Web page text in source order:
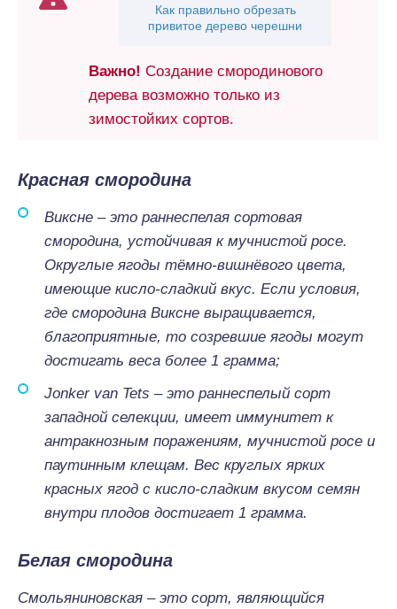
Как правильно обрезать
привитое дерево черешни
Важно! Создание смородинового
дерева возможно только из
зимостойких сортов.
Красная смородина
Виксне – это раннеспелая сортовая
смородина, устойчивая к мучнистой росе.
Округлые ягоды тёмно-вишнёвого цвета,
имеющие кисло-сладкий вкус. Если условия,
где смородина Виксне выращивается,
благоприятные, то созревшие ягоды могут
достигать веса более 1 грамма;
Jonker van Tets – это раннеспелый сорт
западной селекции, имеет иммунитет к
антракнозным поражениям, мучнистой росе и
паутинным клещам. Вес круглых ярких
красных ягод с кисло-сладким вкусом семян
внутри плодов достигает 1 грамма.
Белая смородина
Смольяниновская – это сорт, являющийся